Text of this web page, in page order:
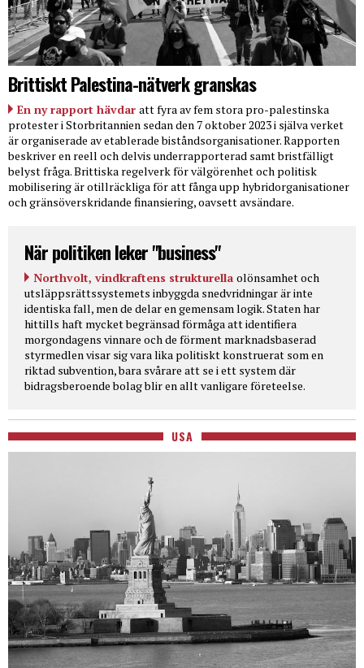
Brittiskt Palestina-nätverk granskas
En ny rapport hävdar att fyra av fem stora pro-palestinska
protester i Storbritannien sedan den 7 oktober 2023 i själva verket
är organiserade av etablerade biståndsorganisationer. Rapporten
beskriver en reell och delvis underrapporterad samt bristfälligt
belyst fråga. Brittiska regelverk för välgörenhet och politisk
mobilisering är otillräckliga för att fånga upp hybridorganisationer
och gränsöverskridande finansiering, oavsett avsändare.
När politiken leker "business"
Northvolt, vindkraftens strukturella olönsamhet och
utsläppsrättssystemets inbyggda snedvridningar är inte
identiska fall, men de delar en gemensam logik. Staten har
hittills haft mycket begränsad förmåga att identifiera
morgondagens vinnare och de förment marknadsbaserad
styrmedlen visar sig vara lika politiskt konstruerat som en
riktad subvention, bara svårare att se i ett system där
bidragsberoende bolag blir en allt vanligare företeelse.
USA